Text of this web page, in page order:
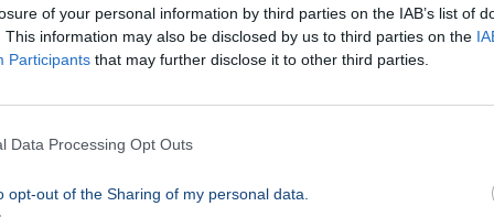
of your personal information by third parties on the IAB’s list of
This information may also be disclosed by us to third parties on the
Participants that may further disclose it to other third parties.
Data Processing Opt Outs
opt-out of the Sharing of my personal data.
mert Pókember-reklám jelent